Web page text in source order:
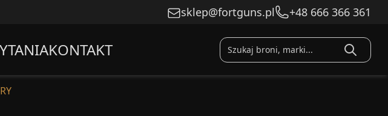
sklep@fortguns.pl +48 666 366 361
KONTAKT